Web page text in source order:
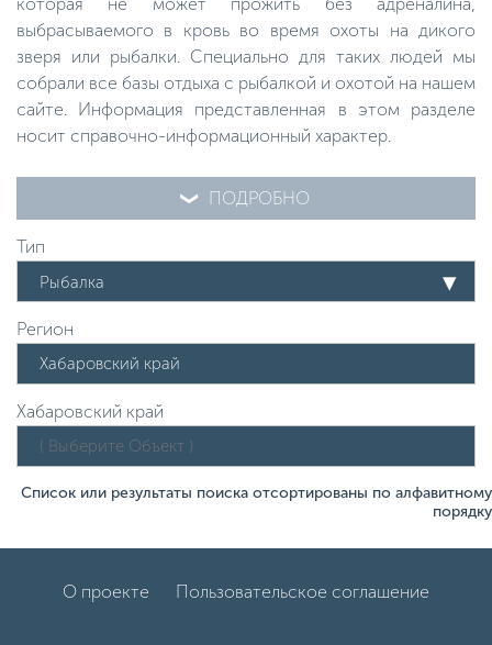
выбрасываемого в кровь во время охоты на дикого
зверя или рыбалки. Специально для таких людей мы
собрали все базы отдыха с рыбалкой и охотой на нашем
сайте. Информация представленная в этом разделе
носит справочно-информационный характер.
ПОДРОБНО
Тип
Рыбалка
Регион
Хабаровский край
Список или результаты поиска отсортированы по алфавитному
порядку
О проекте Пользовательское соглашение